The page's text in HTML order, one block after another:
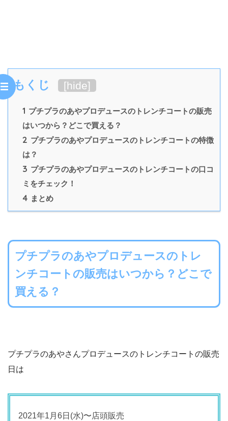
もくじ [hide]
1 プチプラのあやプロデュースのトレンチコートの販売
はいつから？どこで買える？
2 プチプラのあやプロデュースのトレンチコートの特徴
は？
3 プチプラのあやプロデュースのトレンチコートの口コ
ミをチェック！
4 まとめ
プチプラのあやプロデュースのトレ
ンチコートの販売はいつから？どこで
買える？
プチプラのあやさんプロデュースのトレンチコートの販売
日は
2021年1月6日(水)〜店頭販売